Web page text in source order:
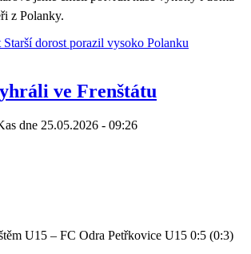
z Polanky.
Starší dorost porazil vysoko Polanku
ve Frenštátu
dne 25.05.2026 - 09:26
U15 – FC Odra Petřkovice U15 0:5 (0:3)